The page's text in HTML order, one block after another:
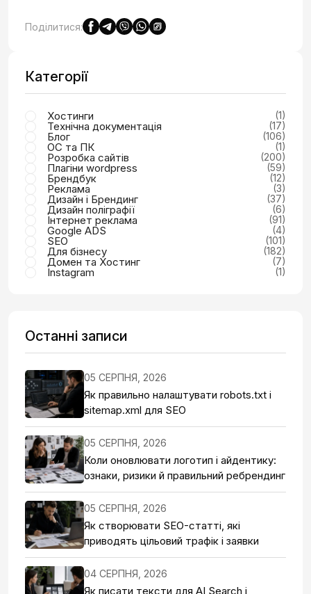
Поділитися:
Категорії
Хостинги (1)
Технічна документація (17)
Блог (106)
ОС та ПК (1)
Розробка сайтів (200)
Плагіни wordpress (59)
Брендбук (12)
Реклама (3)
Дизайн і Брендинг (37)
Дизайн поліграфії (6)
Інтернет реклама (91)
Google ADS (4)
SEO (101)
Для бізнесу (182)
Домен та Хостинг (7)
Instagram (1)
Останні записи
05 СЕРПНЯ, 2026
Як правильно налаштувати robots.txt і
sitemap.xml для SEO
05 СЕРПНЯ, 2026
Коли оновлювати логотип і айдентику:
ознаки, ризики й правильний ребрендинг
05 СЕРПНЯ, 2026
Як створювати SEO-статті, які
приводять цільовий трафік і заявки
04 СЕРПНЯ, 2026
Як писати тексти для AI Search і